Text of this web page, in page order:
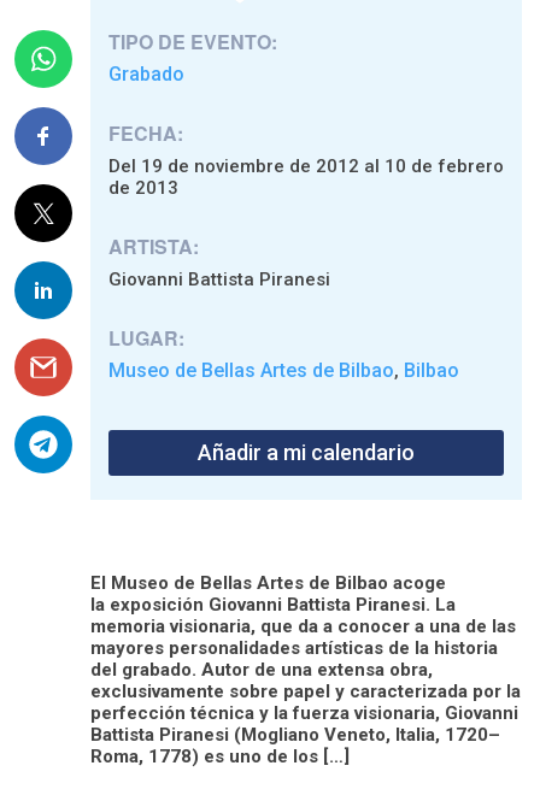
TIPO DE EVENTO:
Grabado
FECHA:
Del 19 de noviembre de 2012 al 10 de febrero
de 2013
ARTISTA:
Giovanni Battista Piranesi
LUGAR:
Museo de Bellas Artes de Bilbao, Bilbao
Añadir a mi calendario
El Museo de Bellas Artes de Bilbao acoge
la exposición Giovanni Battista Piranesi. La
memoria visionaria, que da a conocer a una de las
mayores personalidades artísticas de la historia
del grabado. Autor de una extensa obra,
exclusivamente sobre papel y caracterizada por la
perfección técnica y la fuerza visionaria, Giovanni
Battista Piranesi (Mogliano Veneto, Italia, 1720–
Roma, 1778) es uno de los […]